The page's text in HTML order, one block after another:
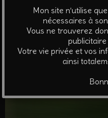
Mon site n’utilise
nécessaires à
Vous ne trouverez
Votre vie privée et vos
ainsi